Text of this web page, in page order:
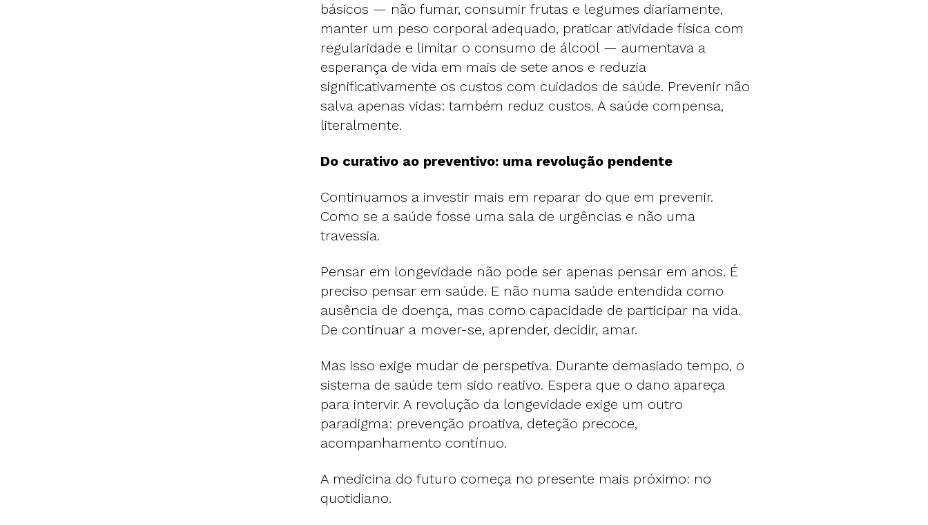
básicos — não fumar, consumir frutas e legumes diariamente,
manter um peso corporal adequado, praticar atividade física com
regularidade e limitar o consumo de álcool — aumentava a
esperança de vida em mais de sete anos e reduzia
significativamente os custos com cuidados de saúde. Prevenir não
salva apenas vidas: também reduz custos. A saúde compensa,
literalmente.
Do curativo ao preventivo: uma revolução pendente
Continuamos a investir mais em reparar do que em prevenir.
Como se a saúde fosse uma sala de urgências e não uma
travessia.
Pensar em longevidade não pode ser apenas pensar em anos. É
preciso pensar em saúde. E não numa saúde entendida como
ausência de doença, mas como capacidade de participar na vida.
De continuar a mover-se, aprender, decidir, amar.
Mas isso exige mudar de perspetiva. Durante demasiado tempo, o
sistema de saúde tem sido reativo. Espera que o dano apareça
para intervir. A revolução da longevidade exige um outro
paradigma: prevenção proativa, deteção precoce,
acompanhamento contínuo.
A medicina do futuro começa no presente mais próximo: no
quotidiano.